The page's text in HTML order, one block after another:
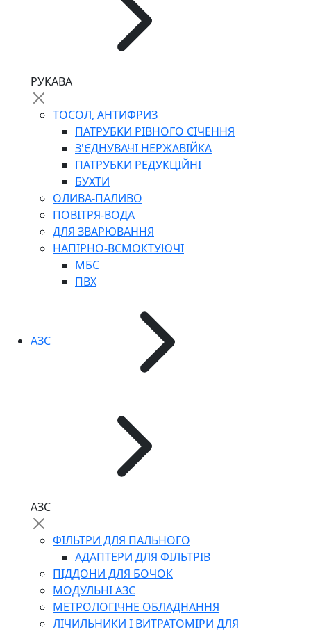
РУКАВА
ТОСОЛ, АНТИФРИЗ
ПАТРУБКИ РІВНОГО СІЧЕННЯ
З'ЄДНУВАЧІ НЕРЖАВІЙКА
ПАТРУБКИ РЕДУКЦІЙНІ
БУХТИ
ОЛИВА-ПАЛИВО
ПОВІТРЯ-ВОДА
ДЛЯ ЗВАРЮВАННЯ
НАПІРНО-ВСМОКТУЮЧІ
МБС
ПВХ
АЗС
АЗС
ФІЛЬТРИ ДЛЯ ПАЛЬНОГО
АДАПТЕРИ ДЛЯ ФІЛЬТРІВ
ПІДДОНИ ДЛЯ БОЧОК
МОДУЛЬНІ АЗС
МЕТРОЛОГІЧНЕ ОБЛАДНАННЯ
ЛІЧИЛЬНИКИ І ВИТРАТОМІРИ ДЛЯ